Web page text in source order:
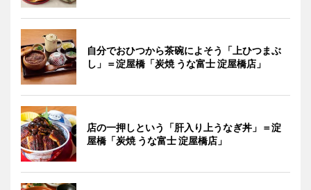
自分でおひつから茶碗によそう「上ひつまぶ
し」＝淀屋橋「炭焼 うな富士 淀屋橋店」
店の一押しという「肝入り上うなぎ丼」＝淀
屋橋「炭焼 うな富士 淀屋橋店」